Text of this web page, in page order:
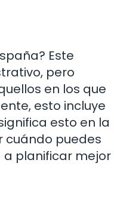
Este
pero
en los que
esto incluye
esto en la
cuándo puedes
a planificar mejor